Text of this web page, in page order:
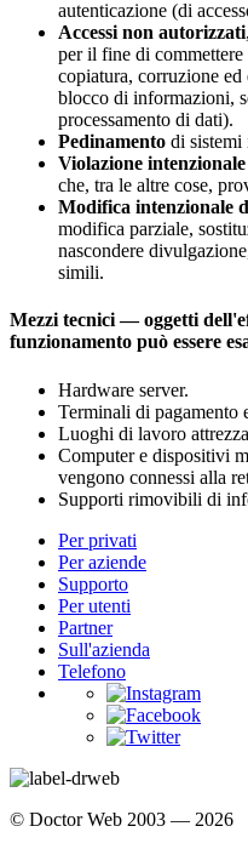
autenticazione (di
Accessi non autorizzati
per il fine di
copiatura, corruzione
blocco di informazioni,
processamento di dati).
Pedinamento di
Violazione intenzionale
che, tra le altre cose,
Modifica intenzionale
modifica parziale,
nascondere
simili.
Mezzi tecnici — oggetti
funzionamento può essere
Hardware server.
Terminali di pagamento
Luoghi di lavoro
Computer e dispositivi
vengono connessi alla
Supporti rimovibili di
Per privati
Per aziende
Supporto
Per utenti
Partner
Sull'azienda
Telefono
© Doctor Web 2003 — 2026